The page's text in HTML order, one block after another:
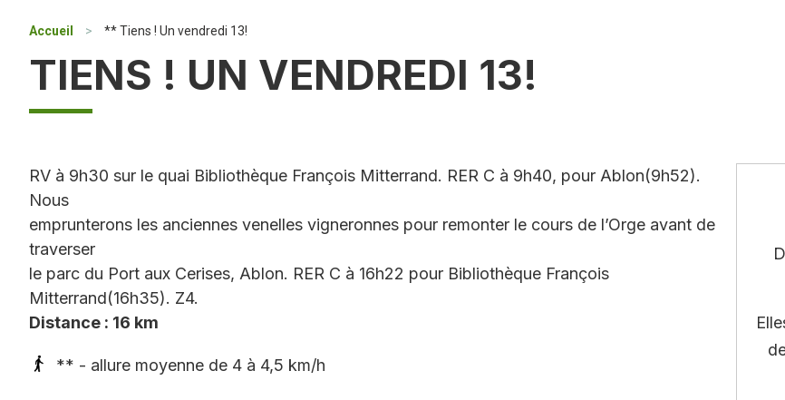
Accueil > ** Tiens ! Un vendredi 13!
TIENS ! UN VENDREDI 13!
RV à 9h30 sur le quai Bibliothèque François Mitterrand. RER C à 9h40, pour Ablon(9h52).
Nous
emprunterons les anciennes venelles vigneronnes pour remonter le cours de l’Orge avant de
traverser
le parc du Port aux Cerises, Ablon. RER C à 16h22 pour Bibliothèque François
Mitterrand(16h35). Z4.
Distance : 16 km
** - allure moyenne de 4 à 4,5 km/h